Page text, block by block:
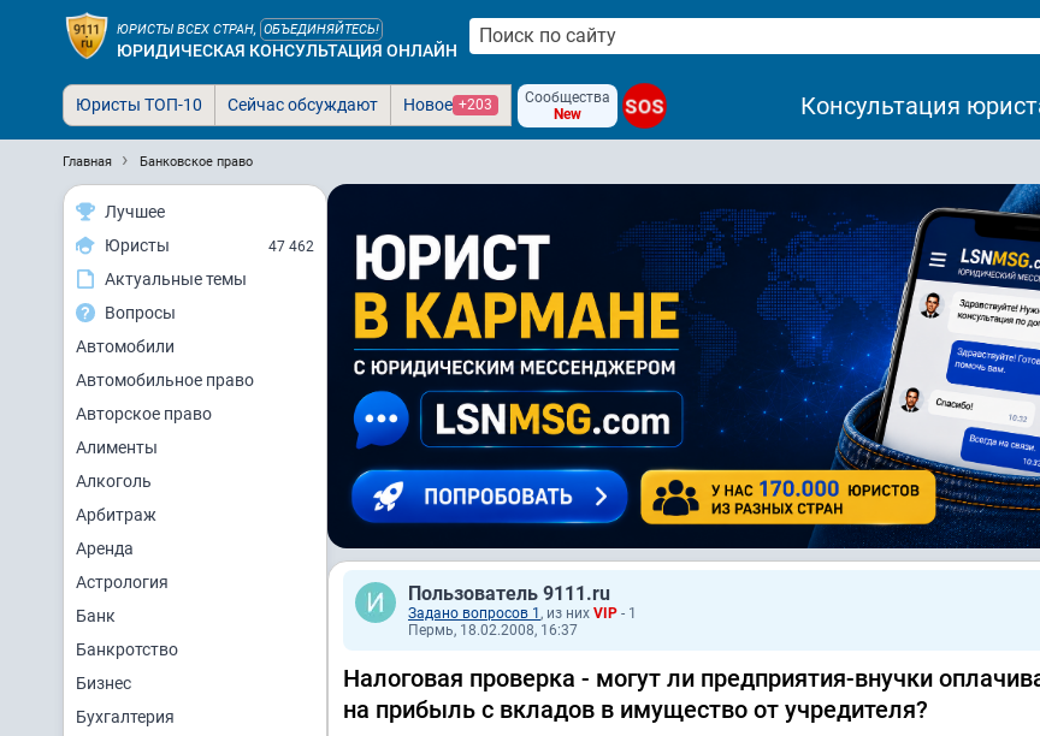
ЮРИСТЫ ВСЕХ СТРАН, ОБЪЕДИНЯЙТЕСЬ!
ЮРИДИЧЕСКАЯ КОНСУЛЬТАЦИЯ ОНЛАЙН
Юристы ТОП-10 Сейчас обсуждают Новое +203
Сообщества
New
SOS Консультация
Главная Банковское право
Лучшее
Юристы
47 462
Актуальные темы
Вопросы
Автомобили
Автомобильное право
Авторское право
Алименты
Алкоголь
Арбитраж
Аренда
Астрология
Банк
Банкротство
Бизнес
Бухгалтерия
Пользователь 9111.ru
Задано вопросов 1 , из них VIP - 1
Пермь, 18.02.2008, 16:37
Налоговая проверка - могут ли предприятия-внучки
на прибыль с вкладов в имущество от учредителя?